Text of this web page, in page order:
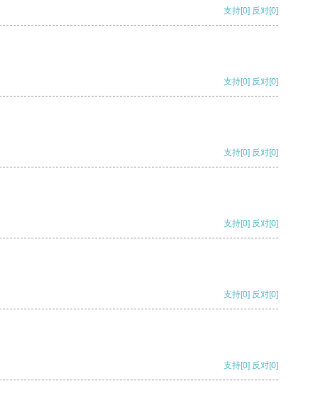
支持[0] 反对[0]
支持[0] 反对[0]
支持[0] 反对[0]
支持[0] 反对[0]
支持[0] 反对[0]
支持[0] 反对[0]